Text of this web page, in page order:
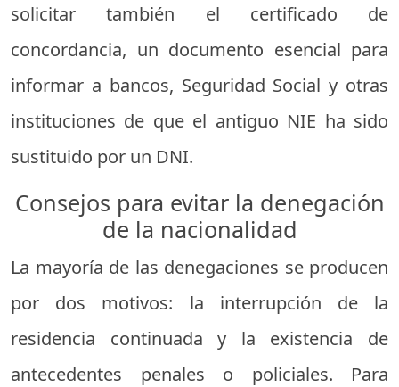
solicitar también el certificado de
concordancia, un documento esencial para
informar a bancos, Seguridad Social y otras
instituciones de que el antiguo NIE ha sido
sustituido por un DNI.
Consejos para evitar la denegación
de la nacionalidad
La mayoría de las denegaciones se producen
por dos motivos: la interrupción de la
residencia continuada y la existencia de
antecedentes penales o policiales. Para